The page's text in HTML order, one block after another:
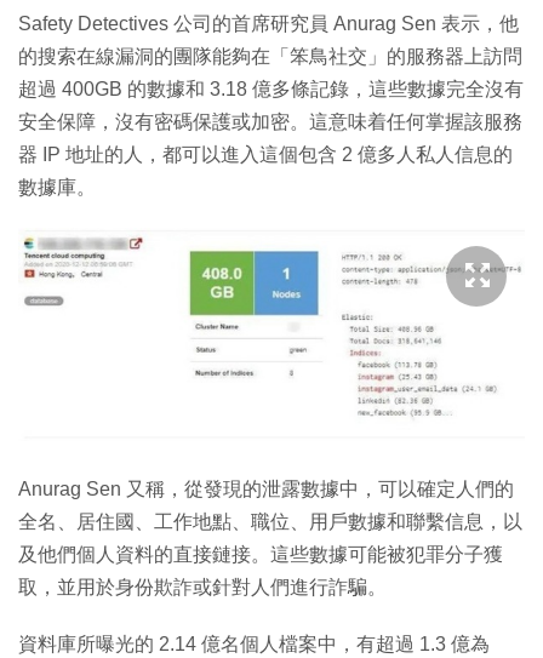
Safety Detectives 公司的首席研究員 Anurag Sen 表示，他
的搜索在線漏洞的團隊能夠在「笨鳥社交」的服務器上訪問
超過 400GB 的數據和 3.18 億多條記錄，這些數據完全沒有
安全保障，沒有密碼保護或加密。這意味着任何掌握該服務
器 IP 地址的人，都可以進入這個包含 2 億多人私人信息的
數據庫。
Anurag Sen 又稱，從發現的泄露數據中，可以確定人們的
全名、居住國、工作地點、職位、用戶數據和聯繫信息，以
及他們個人資料的直接鏈接。這些數據可能被犯罪分子獲
取，並用於身份欺詐或針對人們進行詐騙。
資料庫所曝光的 2.14 億名個人檔案中，有超過 1.3 億為